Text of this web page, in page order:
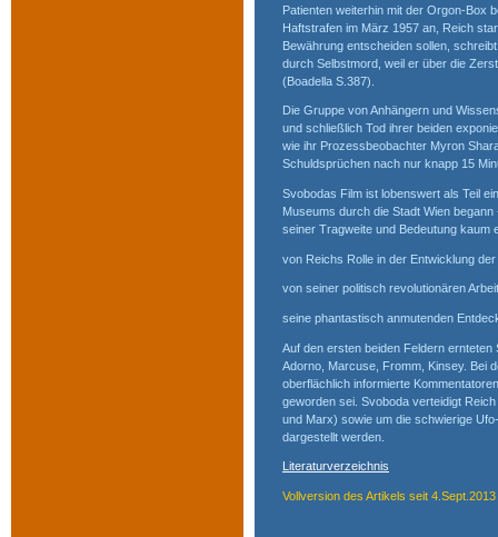
Patienten weiterhin mit der Orgon-Box
Haftstrafen im März 1957 an, Reich
Bewährung entscheiden sollen,
durch Selbstmord, weil er über die
(Boadella S.387).
Die Gruppe von Anhängern und
und schließlich Tod ihrer beiden
wie ihr Prozessbeobachter Myron
Schuldsprüchen nach nur knapp 15
Svobodas Film ist lobenswert als Teil
Museums durch die Stadt Wien
seiner Tragweite und Bedeutung kaum
von Reichs Rolle in der Entwicklung
von seiner politisch revolutionären
seine phantastisch anmutenden
Auf den ersten beiden Feldern
Adorno, Marcuse, Fromm, Kinsey. Bei
oberflächlich informierte
geworden sei. Svoboda verteidigt
und Marx) sowie um die schwierige
dargestellt werden.
Literaturverzeichnis
Vollversion des Artikels seit 4.Sept.2013